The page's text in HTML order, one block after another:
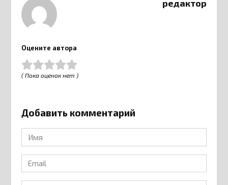
редактор
Оцените автора
( Пока оценок нет )
Добавить комментарий
Имя
*
Email
*